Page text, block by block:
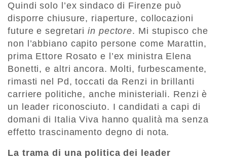
Quindi solo l’ex sindaco di Firenze può
disporre chiusure, riaperture, collocazioni
future e segretariin pectore. Mi stupisco che
non l’abbiano capito persone come Marattin,
prima Ettore Rosato e l’ex ministra Elena
Bonetti, e altri ancora. Molti, furbescamente,
rimasti nel Pd, toccati da Renzi in brillanti
carriere politiche, anche ministeriali. Renzi è
un leader riconosciuto. I candidati a capi di
domani di Italia Viva hanno qualità ma senza
effetto trascinamento degno di nota.
La trama di una politica dei leader